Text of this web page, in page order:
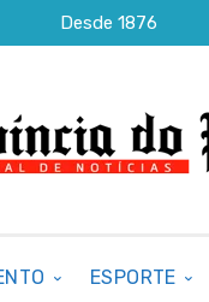
Desde 1876
ESPORTE